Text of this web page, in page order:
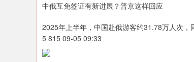
中俄互免签证有新进展？普京这样回应
2025年上半年，中国赴俄游客约31.78万人次，
5 815 09-05 09:33